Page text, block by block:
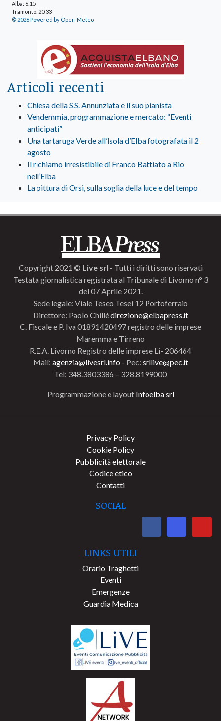
Alba: 6:15
Tramonto: 20:33
© 2026 Powered by Open-Meteo
Articoli recenti
Chiesa della S.S. Annunziata e il suo pianista
Vendemmia, programmazione e mercato: “Eventi
anticipati”
Una tartaruga Verde all’Isola d’Elba fotografata il 2
agosto
Il richiamo irresistibile di Franco Battiato a Rio
nell’Elba
La pittura di Orsi, sulla soglia della luce e del tempo
Copyright 2021 © Live srl - Tutti i diritti sono riservati
Testata giornalistica registrata al Tribunale di Livorno n° 3
del 07 Aprile 2021.
Sede legale: Viale Teseo Tesei 12 Portoferraio
Direttore: Paolo Chillèdirezione@elbapress.it
C. Fiscale e P. Iva 01891420497 registro delle imprese
Maremma e Tirreno
R.E.A. Livorno Registro delle imprese Li- 206464
Mail: agenzia@livesrl.info - Pec: srllive@pec.it
Tel: 348.3803386 – 328.8199000
Programmazione e layout Infoelba srl
Privacy Policy
Cookie Policy
Pubblicità elettorale
Codice etico
Contatti
SOCIAL
LINKS UTILI
Orario Traghetti
Eventi
Emergenze
Guardia Medica